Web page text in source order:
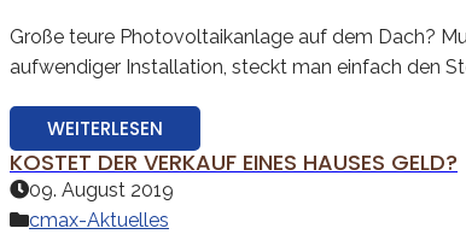
Große teure Photovoltaikanlage auf dem Dach?
aufwendiger Installation, steckt man einfach den
WEITERLESEN
KOSTET DER VERKAUF EINES HAUSES GELD?
09. August 2019
cmax-Aktuelles